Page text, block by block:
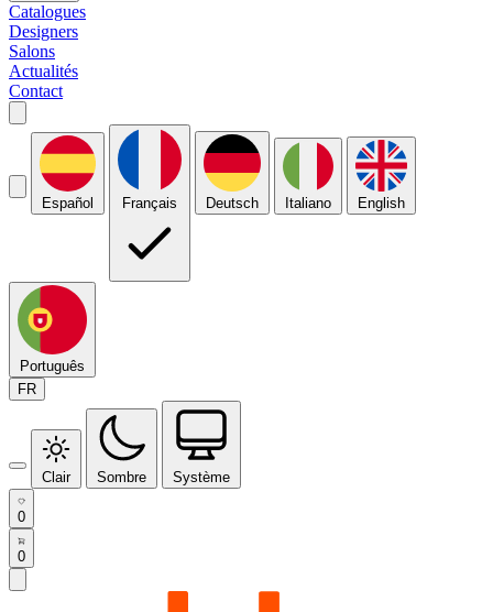
Catalogues
Designers
Salons
Actualités
Contact
Español Français Deutsch Italiano English
Português
FR
Clair Sombre Système
0
0